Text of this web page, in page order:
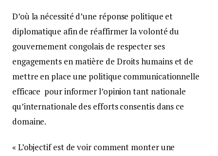
D’où la nécessité d’une réponse politique et
diplomatique afin de réaffirmer la volonté du
gouvernement congolais de respecter ses
engagements en matière de Droits humains et de
mettre en place une politique communicationnelle
efficace pour informer l’opinion tant nationale
qu’internationale des efforts consentis dans ce
domaine.
« L’objectif est de voir comment monter une